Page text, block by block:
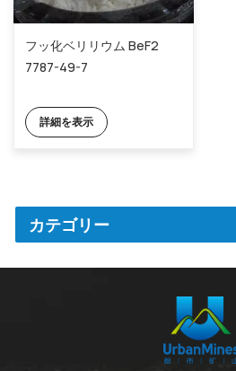
フッ化ベリリウム BeF2
7787-49-7
詳細を表示
カテゴリー